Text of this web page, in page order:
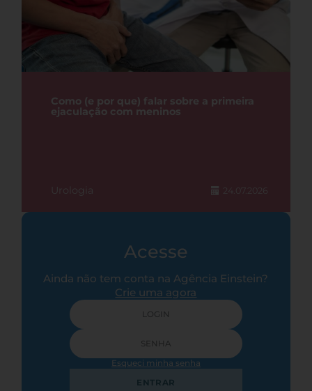
Como (e por que) falar sobre a primeira
ejaculação com meninos
Urologia 24.07.2026
Acesse
Ainda não tem conta na Agência Einstein?
Crie uma agora
Esqueci minha senha
ENTRAR